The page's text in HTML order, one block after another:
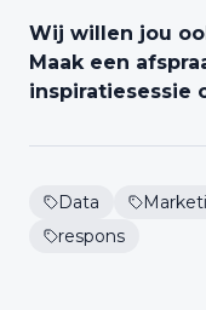
Wij willen jou
Maak een
inspiratiesessie
Data
respons